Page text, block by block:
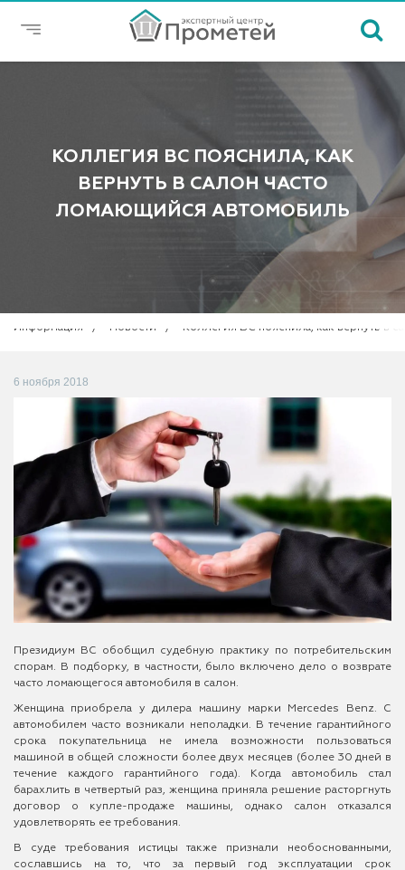
КОЛЛЕГИЯ ВС ПОЯСНИЛА, КАК
ВЕРНУТЬ В САЛОН ЧАСТО
ЛОМАЮЩИЙСЯ АВТОМОБИЛЬ
Информация Новости Коллегия ВС пояснила, как вернуть в
6 ноября 2018
Президиум ВС обобщил судебную практику по потребительским
спорам. В подборку, в частности, было включено дело о возврате
часто ломающегося автомобиля в салон.
Женщина приобрела у дилера машину марки Mercedes Benz. С
автомобилем часто возникали неполадки. В течение гарантийного
срока покупательница не имела возможности пользоваться
машиной в общей сложности более двух месяцев (более 30 дней в
течение каждого гарантийного года). Когда автомобиль стал
барахлить в четвертый раз, женщина приняла решение расторгнуть
договор о купле-продаже машины, однако салон отказался
удовлетворять ее требования.
В суде требования истицы также признали необоснованными,
сославшись на то, что за первый год эксплуатации срок